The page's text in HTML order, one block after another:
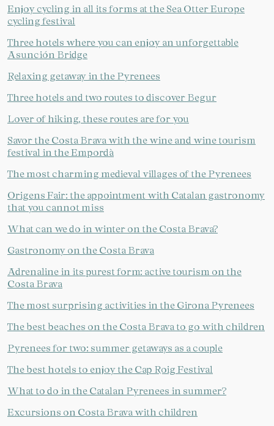
Manage my booking
Check locator
Enjoy cycling in all its forms at the Sea Otter Europe
cycling festival
Three hotels where you can enjoy an unforgettable
Asunción Bridge
Relaxing getaway in the Pyrenees
Three hotels and two routes to discover Begur
Lover of hiking, these routes are for you
Savor the Costa Brava with the wine and wine tourism
festival in the Empordà
The most charming medieval villages of the Pyrenees
Origens Fair: the appointment with Catalan gastronomy
that you cannot miss
What can we do in winter on the Costa Brava?
Gastronomy on the Costa Brava
Adrenaline in its purest form: active tourism on the
Costa Brava
The most surprising activities in the Girona Pyrenees
The best beaches on the Costa Brava to go with children
Pyrenees for two: summer getaways as a couple
The best hotels to enjoy the Cap Roig Festival
What to do in the Catalan Pyrenees in summer?
Excursions on Costa Brava with children